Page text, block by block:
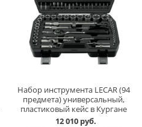
Набор инструмента LECAR (94
предмета) универсальный,
пластиковый кейс в Кургане
12 010 руб.